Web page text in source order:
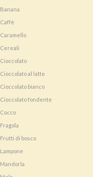
Banana
Caffè
Caramello
Cereali
Cioccolato
Cioccolato al latte
Cioccolato bianco
Cioccolato fondente
Cocco
Fragola
Frutti di bosco
Lampone
Mandorla